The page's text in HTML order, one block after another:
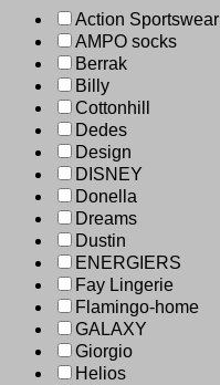
Action Sportswear
AMPO socks
Berrak
Billy
Cottonhill
Dedes
Design
DISNEY
Donella
Dreams
Dustin
ENERGIERS
Fay Lingerie
Flamingo-home
GALAXY
Giorgio
Helios